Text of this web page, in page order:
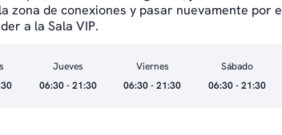
zona de conexiones y pasar nuevamente por
a la Sala VIP.
Jueves
06:30 - 21:30
Viernes
06:30 - 21:30
Sábado
06:30 - 21:30